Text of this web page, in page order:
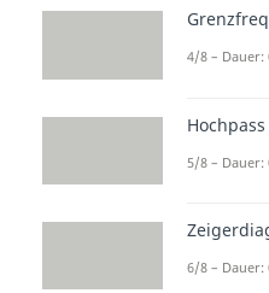
Der
Partner,
PNP
schon
4/8 – Dauer:
Hochpass
5/8 – Dauer:
6/8 – Dauer: